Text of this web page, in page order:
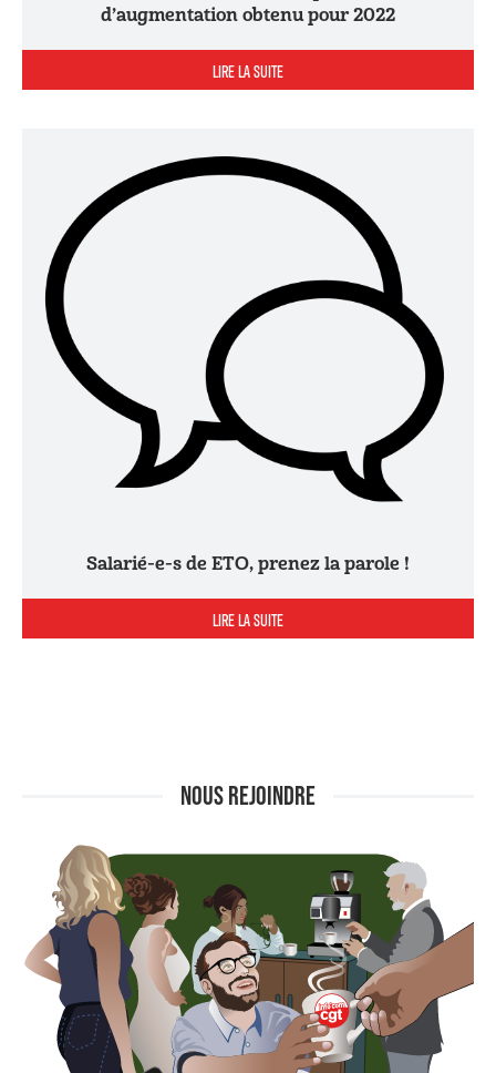
d’augmentation obtenu pour 2022
LIRE LA SUITE
Salarié-e-s de ETO, prenez la parole !
LIRE LA SUITE
NOUS REJOINDRE